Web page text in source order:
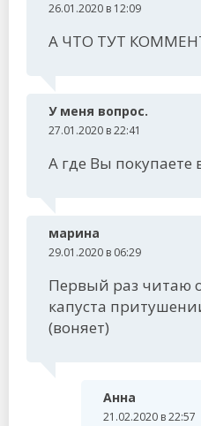
26.01.2020 в 12:09
А ЧТО ТУТ
У меня вопрос.
27.01.2020 в 22:41
А где Вы покупаете
марина
29.01.2020 в 06:29
Первый раз читаю
капуста
(воняет)
Анна
21.02.2020 в 22:57